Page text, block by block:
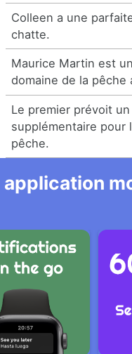
Colleen a une
chatte.
Maurice Martin est
domaine de la pêche
Le premier prévoit
supplémentaire pour
pêche.